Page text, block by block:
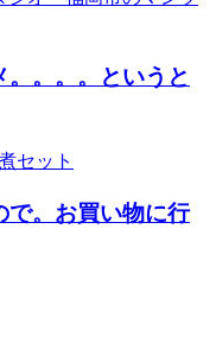
。。。というと
で。お買い物に行